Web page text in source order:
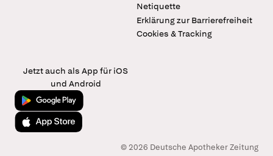
Netiquette
Erklärung zur Barrierefreiheit
Cookies & Tracking
Jetzt auch als App für iOS
und Android
Jetzt bei Google Play
Laden im App Store
© 2026 Deutsche Apotheker Zeitung